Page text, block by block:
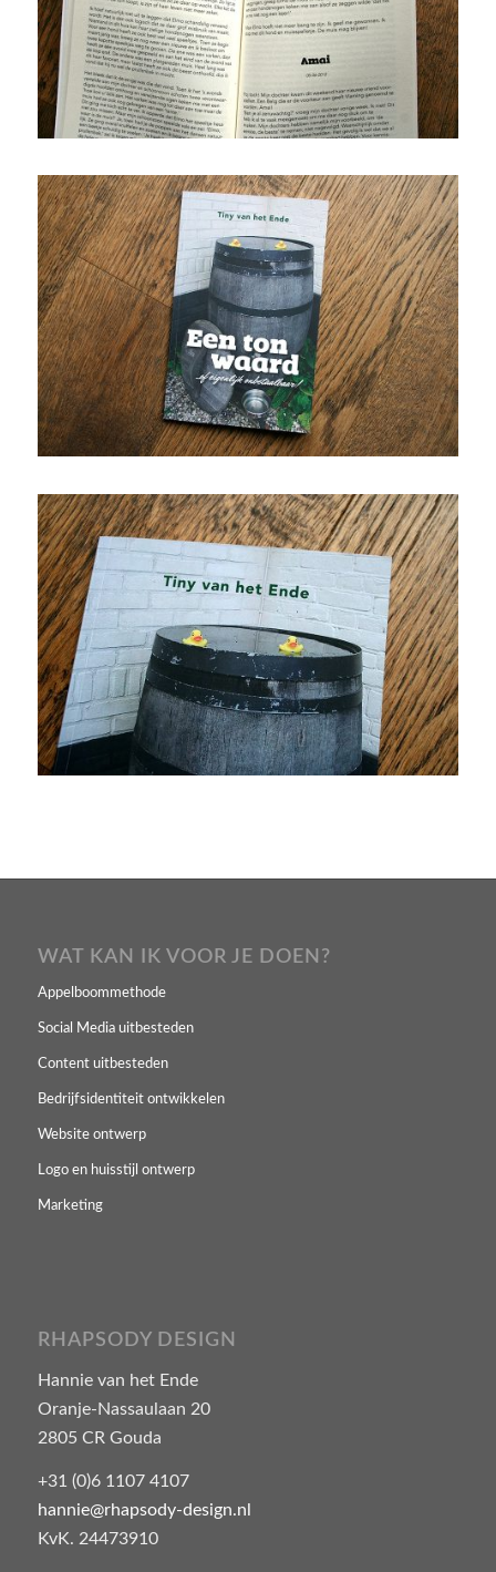
WAT KAN IK VOOR JE DOEN?
Appelboommethode
Social Media uitbesteden
Content uitbesteden
Bedrijfsidentiteit ontwikkelen
Website ontwerp
Logo en huisstijl ontwerp
Marketing
RHAPSODY DESIGN
Hannie van het Ende
Oranje-Nassaulaan 20
2805 CR Gouda
+31 (0)6 1107 4107
hannie@rhapsody-design.nl
KvK. 24473910